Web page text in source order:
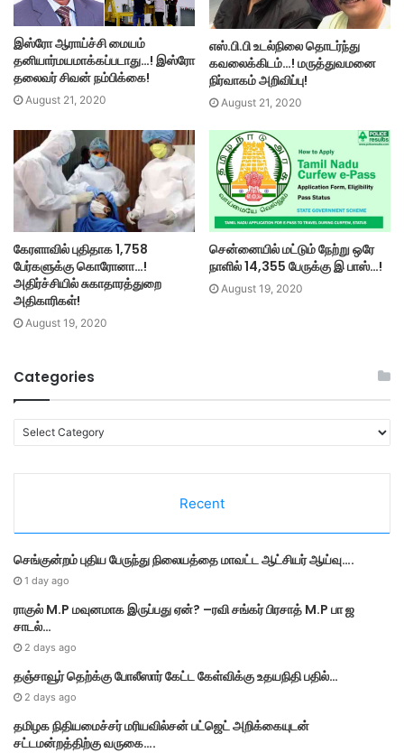
இஸ்ரோ ஆராய்ச்சி மையம்
தனியார்மயமாக்கப்படாது…! இஸ்ரோ
தலைவர் சிவன் நம்பிக்கை!
August 21, 2020
எஸ்.பி.பி உடல்நிலை தொடர்ந்து
கவலைக்கிடம்…! மருத்துவமனை
நிர்வாகம் அறிவிப்பு!
August 21, 2020
கேரளாவில் புதிதாக 1,758
பேர்களுக்கு கொரோனா…!
அதிர்ச்சியில் சுகாதாரத்துறை
அதிகாரிகள்!
August 19, 2020
சென்னையில் மட்டும் நேற்று ஒரே
நாளில் 14,355 பேருக்கு இ பாஸ்…!
August 19, 2020
Categories
a
i
e
Recent
செங்குன்றம் புதிய பேருந்து நிலையத்தை மாவட்ட ஆட்சியர் ஆய்வு….
1 day ago
ராகுல் M.P மவுனமாக இருப்பது ஏன்? –ரவி சங்கர் பிரசாத் M.P பா ஜ
சாடல்…
2 days ago
தஞ்சாவூர் தெற்க்கு போலீஸார் கேட்ட கேள்விக்கு உதயநிதி பதில்…
2 days ago
தமி​ழ​க நிதியமைச்சர் மரியவில்சன் பட்ஜெட் அறிக்கையுடன்
சட்டமன்றத்திற்கு வருகை….